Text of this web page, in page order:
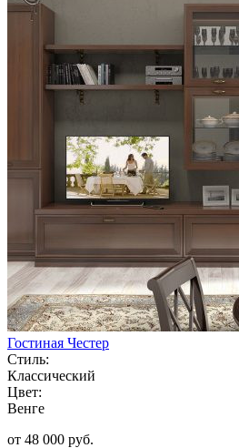
Гостиная Честер
Стиль:
Классический
Цвет:
Венге
от 48 000 руб.